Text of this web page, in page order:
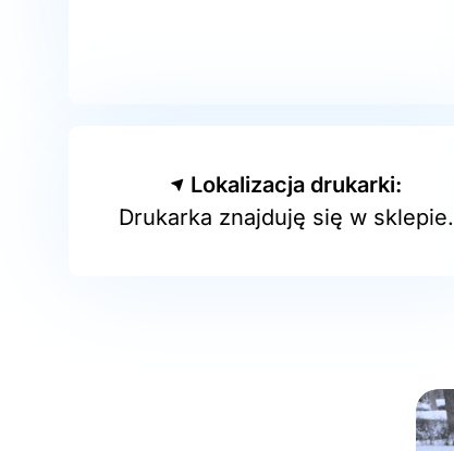
Lokalizacja drukarki:
Drukarka znajduję się w sklepie.